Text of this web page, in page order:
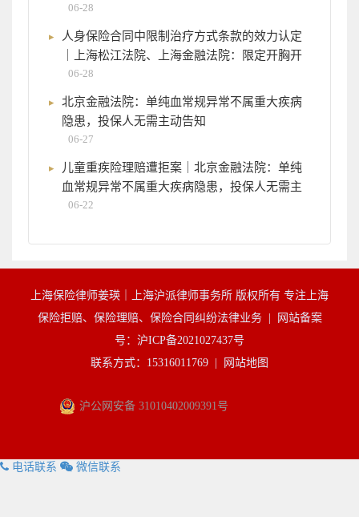
06-28
人身保险合同中限制治疗方式条款的效力认定
｜上海松江法院、上海金融法院：限定开胸开
06-28
北京金融法院：单纯血常规异常不属重大疾病
隐患，投保人无需主动告知
06-27
儿童重疾险理赔遭拒案｜北京金融法院：单纯
血常规异常不属重大疾病隐患，投保人无需主
06-22
上海保险律师姜瑛｜上海沪派律师事务所 版权所有 专注上海
保险拒赔、保险理赔、保险合同纠纷法律业务 |
网站备案
号：沪ICP备2021027437号
联系方式：15316011769 |
网站地图
沪公网安备 31010402009391号
电话联系 微信联系